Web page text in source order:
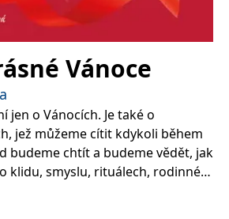
Vánoce
jen o Vánocích. Je také o
jež můžeme cítit kdykoli během
budeme chtít a budeme vědět, jak
klidu, smyslu, rituálech, rodinném
Jak to vše posílit zejména